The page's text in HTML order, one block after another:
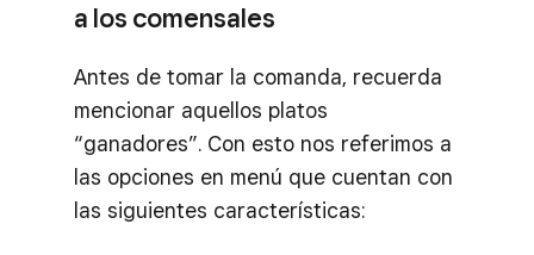
a los comensales
Antes de tomar la comanda, recuerda
mencionar aquellos platos
“ganadores”. Con esto nos referimos a
las opciones en menú que cuentan con
las siguientes características: